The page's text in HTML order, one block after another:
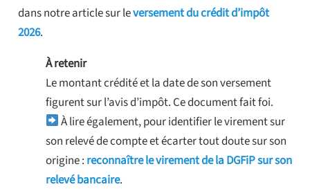
dans notre article sur leversement du crédit d’impôt
2026.
À retenir
Le montant crédité et la date de son versement
figurent sur l’avis d’impôt. Ce document fait foi.
À lire également, pour identifier le virement sur
son relevé de compte et écarter tout doute sur son
origine : reconnaître le virement de la DGFiP sur son
relevé bancaire.